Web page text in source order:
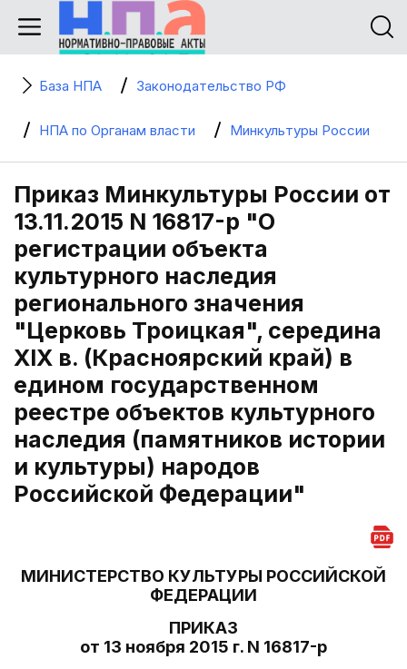
База НПА Законодательство РФ
НПА по Органам власти Минкультуры России
Приказ Минкультуры России от
13.11.2015 N 16817-р "О
регистрации объекта
культурного наследия
регионального значения
"Церковь Троицкая", середина
XIX в. (Красноярский край) в
едином государственном
реестре объектов культурного
наследия (памятников истории
и культуры) народов
Российской Федерации"
МИНИСТЕРСТВО КУЛЬТУРЫ РОССИЙСКОЙ
ФЕДЕРАЦИИ
ПРИКАЗ
от 13 ноября 2015 г. N 16817-р